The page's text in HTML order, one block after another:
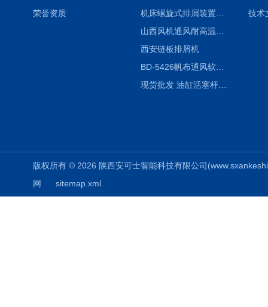
荣誉资质
西安链板排屑机
BD-5426帆布通风软连接水泥布袋陕西生产厂家
现货批发 油缸活塞杆圆形保护套
技术
版权所有 © 2026 陕西安可士智能科技有限公司
网
sitemap.xml